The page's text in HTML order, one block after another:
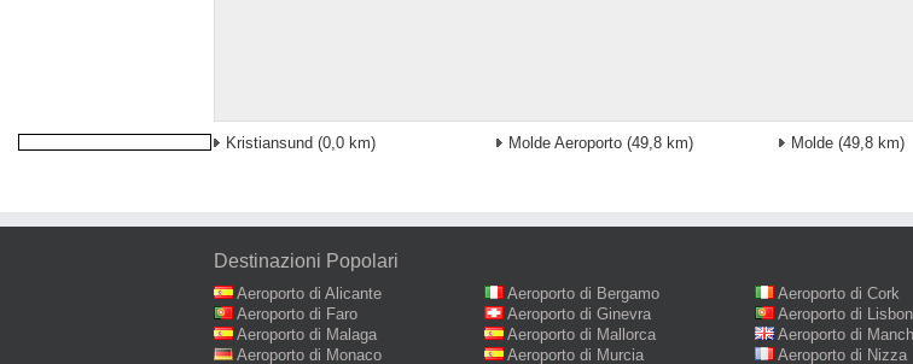
Kristiansund (0,0 km) Molde Aeroporto (49,8 km) Molde (49,8 km)
Destinazioni Popolari
Aeroporto di Alicante Aeroporto di Bergamo Aeroporto di Cork
Aeroporto di Faro
Aeroporto di Ginevra Aeroporto di
Aeroporto di Malaga
Aeroporto di Mallorca Aeroporto di
Aeroporto di Monaco
Aeroporto di Murcia Aeroporto di Nizza